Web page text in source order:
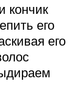
кончик
его
его